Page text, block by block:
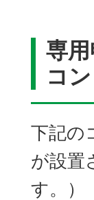
専
コ
下記の
が設置
す。）